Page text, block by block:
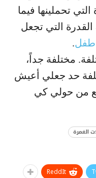
تحملينها فيما
التي تجعل
طفل.
مختلفة جداً،
حد جعلي أعيش
من حولي كي
الغمرة
ReddIt